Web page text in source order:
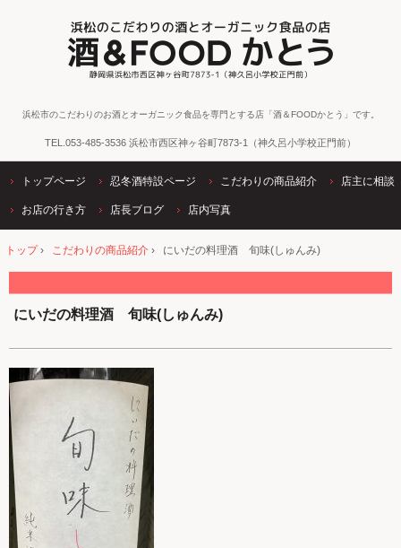
浜松市のこだわりのお酒とオーガニック食品を専門とする店「酒＆FOODかとう」です。
TEL. 053-485-3536 浜松市西区神ヶ谷町7873-1（神久呂小学校正門前）
トップページ 忍冬酒特設ページ こだわりの商品紹介 店主に相談
お店の行き方 店長ブログ 店内写真
トップ› こだわりの商品紹介 › にいだの料理酒 旬味(しゅんみ)
にいだの料理酒 旬味(しゅんみ)